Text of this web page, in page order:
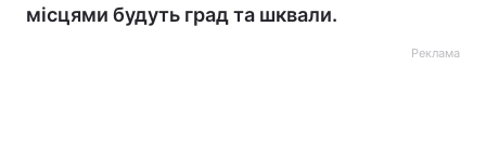
місцями будуть град та шквали.
Реклама